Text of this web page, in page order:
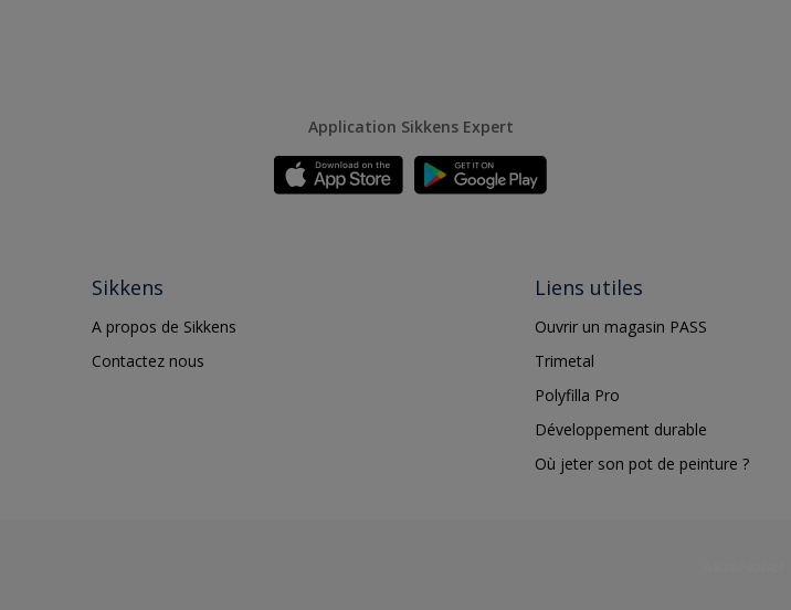
Application Sikkens Expert
Sikkens
A propos de Sikkens
Contactez nous
Liens utiles
Ouvrir un magasin PASS
Trimetal
Polyfilla Pro
Développement durable
Où jeter son pot de peinture ?